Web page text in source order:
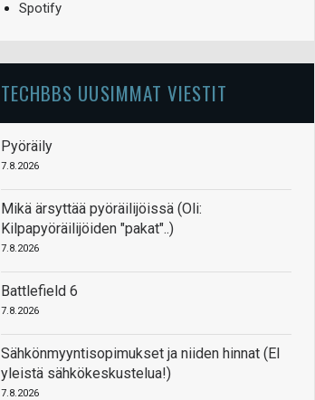
Spotify
TECHBBS UUSIMMAT VIESTIT
Pyöräily
7.8.2026
Mikä ärsyttää pyöräilijöissä (Oli:
Kilpapyöräilijöiden "pakat"..)
7.8.2026
Battlefield 6
7.8.2026
Sähkönmyyntisopimukset ja niiden hinnat (EI
yleistä sähkökeskustelua!)
7.8.2026